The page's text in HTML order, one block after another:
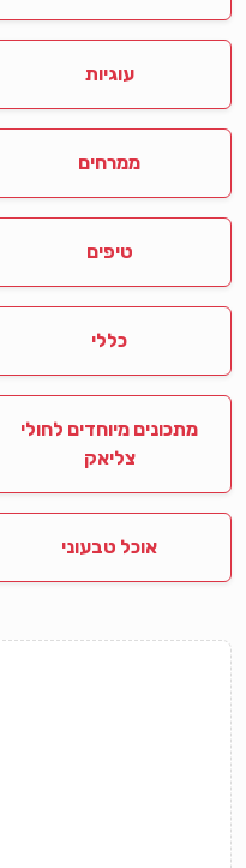
עוגיות
ממרחים
טיפים
כללי
מתכונים מיוחדים לחולי
צליאק
אוכל טבעוני